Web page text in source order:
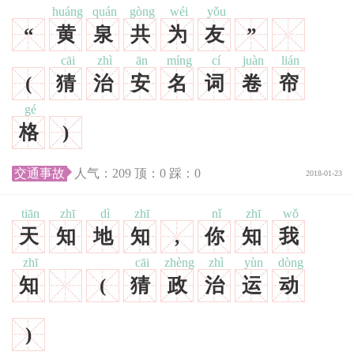
“ 黄
huáng
泉
quán
共
gòng
为
wéi
友
yǒu
”
( 猜
cāi
治
zhì
安
ān
名
míng
词
cí
卷
juàn
帘
lián
格
gé
)
2018-01-23
交通事故 人气： 209 顶： 0 踩： 0
天
tiān
知
zhī
地
dì
知
zhī
, 你
nǐ
知
zhī
我
wǒ
知
zhī
( 猜
cāi
政
zhèng
治
zhì
运
yùn
动
dòng
)